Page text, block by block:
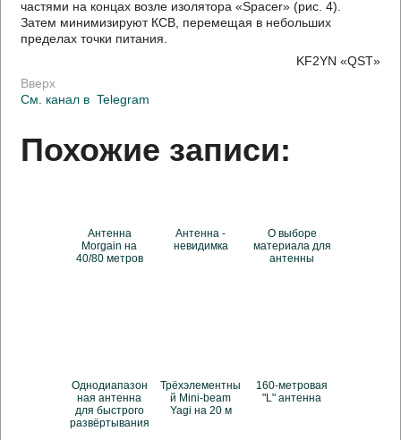
частями на концах возле изолятора «Spacer» (рис. 4).
Затем минимизируют КСВ, перемещая в небольших
пределах точки питания.
KF2YN «QST»
Вверх
См. канал в Telegram
Похожие записи:
Антенна
Morgain на
40/80 метров
Антенна -
невидимка
О выборе
материала для
антенны
Однодиапазон
ная антенна
для быстрого
развёртывания
Трёхэлементны
й Mini-beam
Yagi на 20 м
160-метровая
"L" антенна